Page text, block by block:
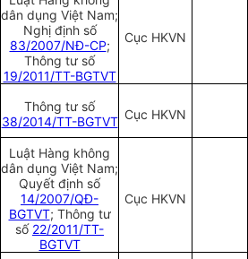
dân dụng Việt Nam;
Nghị định số
83/2007/NĐ-CP;
Thông tư số
19/2011/TT-BGTVT
Cục HKVN
Thông tư số
38/2014/TT-BGTVT Cục HKVN
Luật Hàng không
dân dụng Việt Nam;
Quyết định số
14/2007/QĐ-
BGTVT; Thông tư
số 22/2011/TT-
BGTVT
Cục HKVN